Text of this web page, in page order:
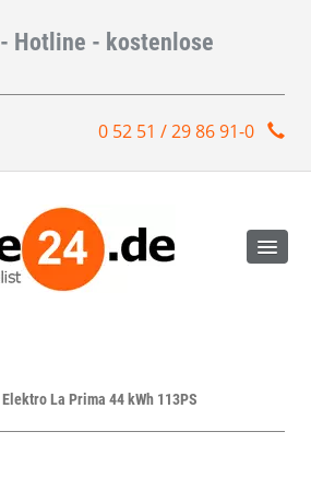
- Hotline - kostenlose
0 52 51 / 29 86 91-0
Elektro La Prima 44 kWh 113PS